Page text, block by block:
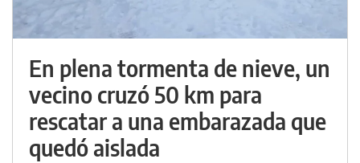
En plena tormenta de nieve, un
vecino cruzó 50 km para
rescatar a una embarazada que
quedó aislada